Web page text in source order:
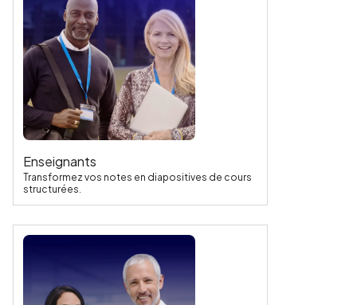
Enseignants
Transformez vos notes en diapositives de cours
structurées.